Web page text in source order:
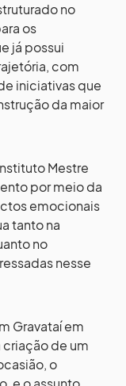
no
os
já possui
com
iniciativas que
da maior
Mestre
por meio da
emocionais
tanto na
no
nesse
Gravataí em
de um
o